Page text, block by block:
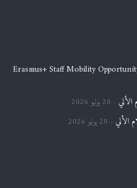
Erasmus+ Staff Mobility
20 يوليو 2026
الألي 20 يوليو 2026